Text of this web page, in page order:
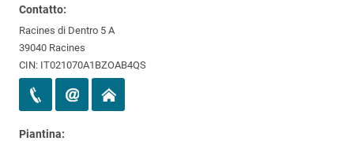
Contatto:
Racines di Dentro 5 A
39040 Racines
CIN: IT021070A1BZOAB4QS
Piantina: